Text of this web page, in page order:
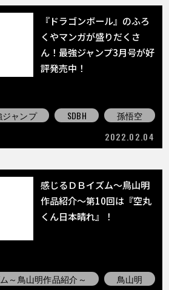
『ドラゴンボール』のふろ
くやマンガが盛りだくさ
ん！最強ジャンプ3月号が好
評発売中！
ャンプ SDBH
孫悟空
2022.02.04
感じるＤＢイズム～鳥山明
作品紹介～第10回は『空丸
くん日本晴れ』！
～鳥山明作品紹介～
鳥山明